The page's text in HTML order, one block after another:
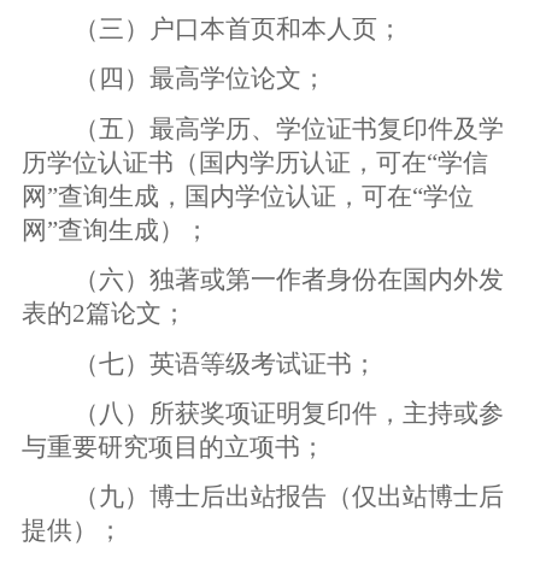
（三）户口本首页和本人页；
（四）最高学位论文；
（五）最高学历、学位证书复印件及学
历学位认证书（国内学历认证，可在“学信
网”查询生成，国内学位认证，可在“学位
网”查询生成）；
（六）独著或第一作者身份在国内外发
表的2篇论文；
（七）英语等级考试证书；
（八）所获奖项证明复印件，主持或参
与重要研究项目的立项书；
（九）博士后出站报告（仅出站博士后
提供）；